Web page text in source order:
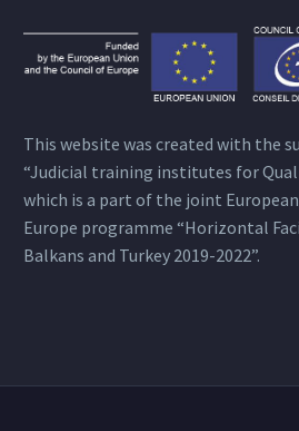
This website was created with the
“Judicial training institutes for
which is a part of the joint
Europe programme “Horizontal
Balkans and Turkey 2019-2022”.